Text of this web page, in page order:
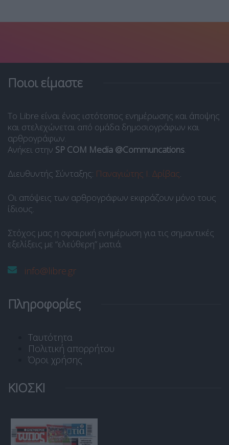
Ποιοι είμαστε
Το Libre είναι ένας ιστότοπος ενημέρωσης και άποψης
και στελεχώνεται από ομάδα δημοσιογράφων και
αρθρογράφων.
Ανήκει στην SP COM Media @Communcations.
Διευθυντής Σύνταξης: Παναγιώτης Ι. Δρίβας.
Οι απόψεις των αρθρογράφων εκφράζουν μόνο τους
ίδιους.
Στόχος μας η σφαιρική ενημέρωση για τις σημαντικές
εξελίξεις με “ελεύθερη” ματιά.
info@libre.gr
Πληροφορίες
Ταυτότητα
Πολιτική απορρήτου
Όροι χρήσης
ΚΙΟΣΚΙ